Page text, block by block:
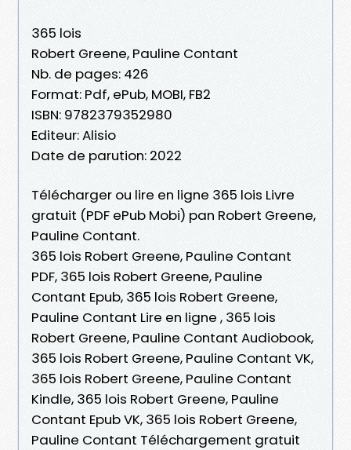
365 lois
Robert Greene, Pauline Contant
Nb. de pages: 426
Format: Pdf, ePub, MOBI, FB2
ISBN: 9782379352980
Editeur: Alisio
Date de parution: 2022
Télécharger ou lire en ligne 365 lois Livre
gratuit (PDF ePub Mobi) pan Robert Greene,
Pauline Contant.
365 lois Robert Greene, Pauline Contant
PDF, 365 lois Robert Greene, Pauline
Contant Epub, 365 lois Robert Greene,
Pauline Contant Lire en ligne , 365 lois
Robert Greene, Pauline Contant Audiobook,
365 lois Robert Greene, Pauline Contant VK,
365 lois Robert Greene, Pauline Contant
Kindle, 365 lois Robert Greene, Pauline
Contant Epub VK, 365 lois Robert Greene,
Pauline Contant Téléchargement gratuit